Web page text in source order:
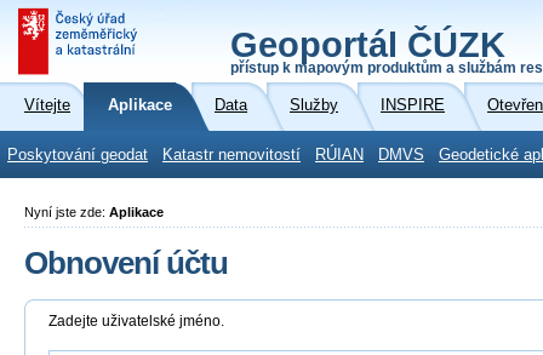
Geoportál ČÚZK
přístup k mapovým produktům a službám
Vítejte Aplikace Data Služby INSPIRE
Poskytování geodat Katastr nemovitostí RÚIAN DMVS Geodetické
Nyní jste zde: Aplikace
Obnovení účtu
Zadejte uživatelské jméno.